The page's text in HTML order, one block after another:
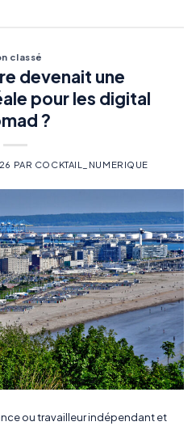
classé
devenait une
pour les digital
?
PAR COCKTAIL_NUMERIQUE
ou travailleur indépendant et